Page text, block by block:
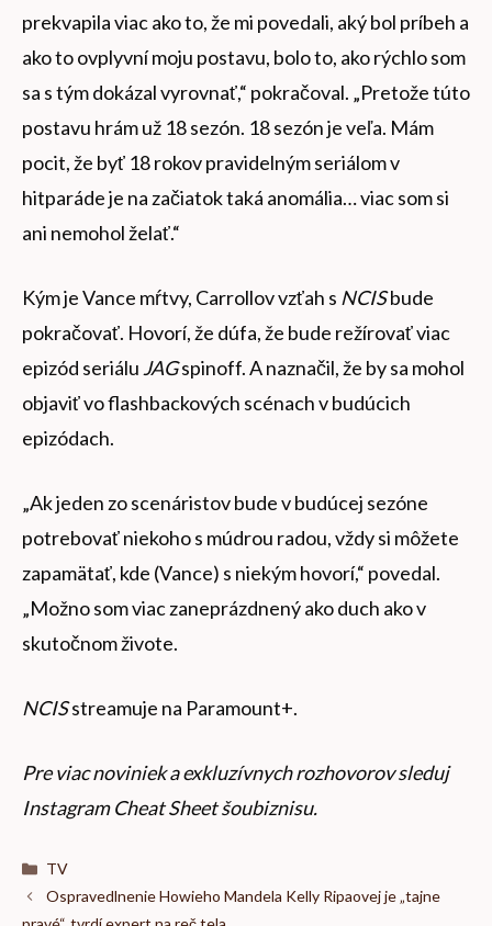
prekvapila viac ako to, že mi povedali, aký bol príbeh a
ako to ovplyvní moju postavu, bolo to, ako rýchlo som
sa s tým dokázal vyrovnať,“ pokračoval. „Pretože túto
postavu hrám už 18 sezón. 18 sezón je veľa. Mám
pocit, že byť 18 rokov pravidelným seriálom v
hitparáde je na začiatok taká anomália… viac som si
ani nemohol želať.“
Kým je Vance mŕtvy, Carrollov vzťah s NCISbude
pokračovať. Hovorí, že dúfa, že bude režírovať viac
epizód seriálu JAGspinoff. A naznačil, že by sa mohol
objaviť vo flashbackových scénach v budúcich
epizódach.
„Ak jeden zo scenáristov bude v budúcej sezóne
potrebovať niekoho s múdrou radou, vždy si môžete
zapamätať, kde (Vance) s niekým hovorí,“ povedal.
„Možno som viac zaneprázdnený ako duch ako v
skutočnom živote.
NCISstreamuje na Paramount+.
Pre viac noviniek a exkluzívnych rozhovorov sleduj
Instagram Cheat Sheet šoubiznisu.
Kategórie
TV
Ospravedlnenie Howieho Mandela Kelly Ripaovej je „tajne